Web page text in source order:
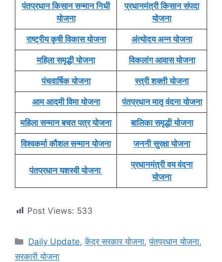
पंतप्रधान किसान सन्मान निधी
योजना
प्रधानमंत्री किसान संपदा
योजना
राष्ट्रीय कृषी विकास योजना अंत्योदय अन्न योजना
महिला समृद्धी योजना विकलांग आवास योजना
पंचवार्षिक योजना स्त्री शक्ती योजना
आम आदमी विमा योजना पंतप्रधान मातृ वंदना योजना
महिला सन्मान बचत पत्र योजना बालिका समृद्धी योजना
विश्वकर्मा कौशल सन्मान योजना जननी सुरक्षा योजना
पंतप्रधान यशस्वी योजना
प्रधानमंत्री वय वंदना
योजना
Post Views: 533
Categories
Daily Update,केंद्र सरकार योजना,पंतप्रधान योजना,
सरकारी योजना